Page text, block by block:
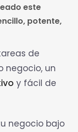
este
potente,
de
negocio, un
y fácil de
negocio bajo